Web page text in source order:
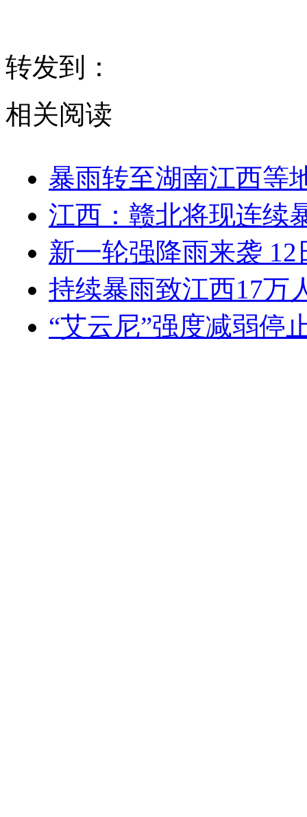
转发到：
相关阅读
暴雨转至湖南江西等
江西：赣北将现连续
新一轮强降雨来袭
持续暴雨致江西17万
“艾云尼”强度减弱停